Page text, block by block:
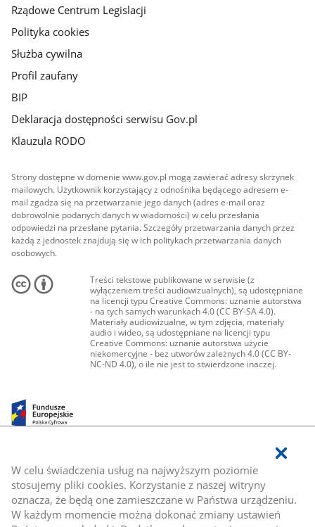
W celu świadczenia usług na najwyższym poziomie
stosujemy pliki cookies. Korzystanie z naszej witryny
oznacza, że będą one zamieszczane w Państwa urządzeniu.
W każdym momencie można dokonać zmiany ustawień
Rządowe Centrum Legislacji
Polityka cookies
Służba cywilna
Profil zaufany
BIP
Deklaracja dostępności serwisu Gov.pl
Klauzula RODO
Strony dostępne w domenie www.gov.pl mogą zawierać adresy skrzynek
mailowych. Użytkownik korzystający z odnośnika będącego adresem e-
mail zgadza się na przetwarzanie jego danych (adres e-mail oraz
dobrowolnie podanych danych w wiadomości) w celu przesłania
odpowiedzi na przesłane pytania. Szczegóły przetwarzania danych przez
każdą z jednostek znajdują się w ich politykach przetwarzania danych
osobowych.
Treści tekstowe publikowane w serwisie (z
wyłączeniem treści audiowizualnych), są udostępniane
na licencji typu Creative Commons: uznanie autorstwa
- na tych samych warunkach 4.0 (CC BY-SA 4.0).
Materiały audiowizualne, w tym zdjęcia, materiały
audio i wideo, są udostępniane na licencji typu
Creative Commons: uznanie autorstwa użycie
niekomercyjne - bez utworów zależnych 4.0 (CC BY-
NC-ND 4.0), o ile nie jest to stwierdzone inaczej.